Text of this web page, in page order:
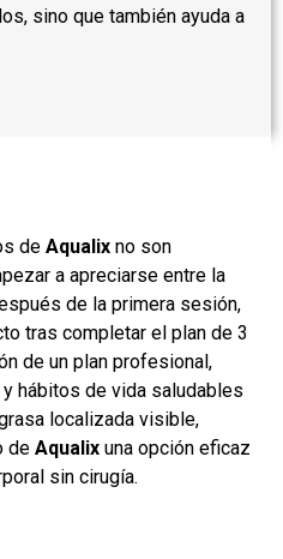
sino que también ayuda a
de Aqualix no son
a apreciarse entre la
de la primera sesión,
tras completar el plan de 3
de un plan profesional,
hábitos de vida saludables
localizada visible,
de Aqualix una opción eficaz
sin cirugía.